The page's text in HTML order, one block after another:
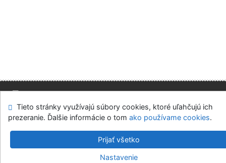
Mapa stránok Prístupnosť
Súkromie
Modul OpenSearch
Napíšte nám Nastavenie cookies
Slovenská ekonomická knižnica EU v Bratislave
v.4.8.63a-Cosmotron Slovakia, s.r.o.
Tieto stránky využívajú súbory cookies, ktoré uľahčujú ich
prezeranie. Ďalšie informácie o tom ako používame cookies.
Prijať všetko
Nastavenie